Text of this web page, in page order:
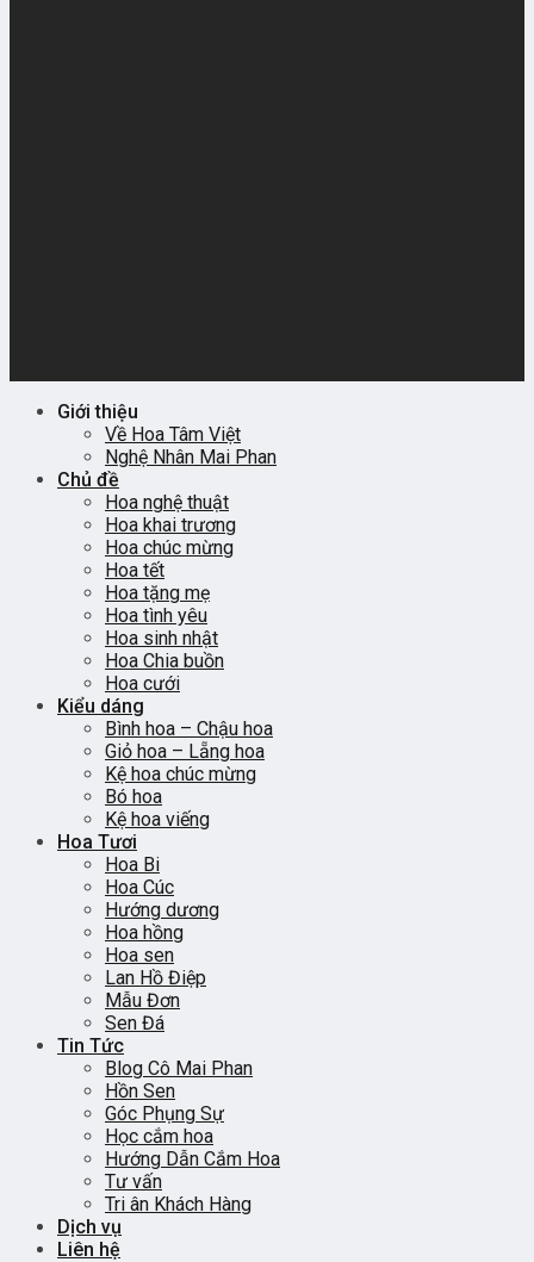
Giới thiệu
Về Hoa Tâm Việt
Nghệ Nhân Mai Phan
Chủ đề
Hoa nghệ thuật
Hoa khai trương
Hoa chúc mừng
Hoa tết
Hoa tặng mẹ
Hoa tình yêu
Hoa sinh nhật
Hoa Chia buồn
Hoa cưới
Kiểu dáng
Bình hoa – Chậu hoa
Giỏ hoa – Lẵng hoa
Kệ hoa chúc mừng
Bó hoa
Kệ hoa viếng
Hoa Tươi
Hoa Bi
Hoa Cúc
Hướng dương
Hoa hồng
Hoa sen
Lan Hồ Điệp
Mẫu Đơn
Sen Đá
Tin Tức
Blog Cô Mai Phan
Hồn Sen
Góc Phụng Sự
Học cắm hoa
Hướng Dẫn Cắm Hoa
Tư vấn
Tri ân Khách Hàng
Dịch vụ
Liên hệ